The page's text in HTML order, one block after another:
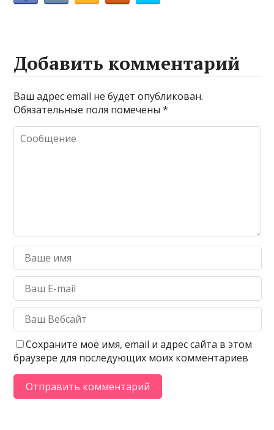
Добавить комментарий
Ваш адрес email не будет опубликован.
Обязательные поля помечены*
Сохраните моё имя, email и адрес сайта в этом
браузере для последующих моих комментариев